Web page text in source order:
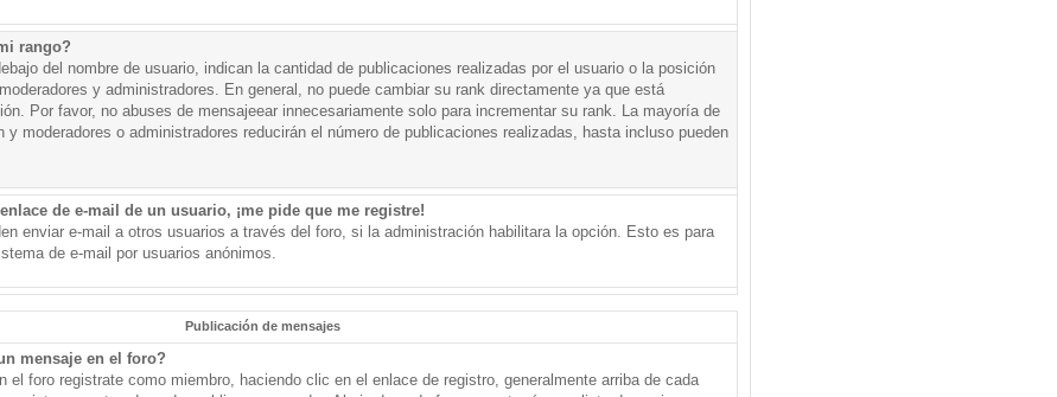
rango?
del nombre de usuario, indican la cantidad de publicaciones realizadas por el usuario o la posición
y administradores. En general, no puede cambiar su rank directamente ya que está
Por favor, no abuses de mensajeear innecesariamente solo para incrementar su rank. La mayoría de
y moderadores o administradores reducirán el número de publicaciones realizadas, hasta incluso pueden
de e-mail de un usuario, ¡me pide que me registre!
enviar e-mail a otros usuarios a través del foro, si la administración habilitara la opción. Esto es para
de e-mail por usuarios anónimos.
Publicación de mensajes
mensaje en el foro?
el foro registrate como miembro, haciendo clic en el enlace de registro, generalmente arriba de cada